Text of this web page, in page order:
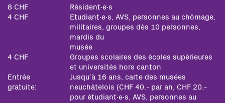
8 CHF
Résident∙e∙s
4 CHF
Etudiant∙e∙s, AVS, personnes au chômage,
militaires, groupes dès 10 personnes,
mardis du
musée
4 CHF
Groupes scolaires des écoles supérieures
et universités hors canton
Entrée
gratuite:
Jusqu’à 16 ans, carte des musées
neuchâtelois (CHF 40.- par an, CHF 20.-
pour étudiant∙e∙s, AVS, personnes au